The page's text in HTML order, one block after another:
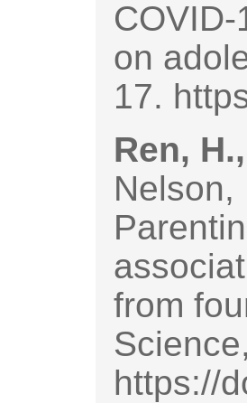
on
17.
Ren, H.,
Nelson,
from
https://